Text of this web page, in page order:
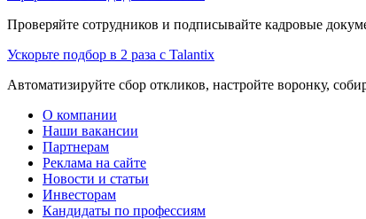
Проверяйте сотрудников и подписывайте кадровые
Ускорьте подбор в 2 раза с Talantix
Автоматизируйте сбор откликов, настройте воронку,
О компании
Наши вакансии
Партнерам
Реклама на сайте
Новости и статьи
Инвесторам
Кандидаты по профессиям